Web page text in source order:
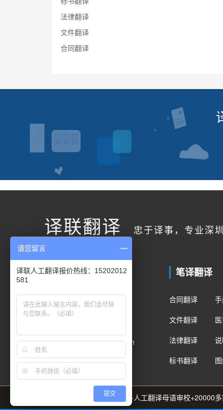
法律翻译
文件翻译
合同翻译
译联翻译 忠于译事，专业深
联系我们
客户服务
400电话：400-178-1661
Email：fanyi@translian.com
笔译翻译
合同翻译
文件翻译
法律翻译
标书翻译
89种语言+8000名译员团队+人工翻译母语审校
请您留言
译联人工翻译报价热线：15202012
581
提交